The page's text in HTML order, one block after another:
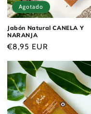
n
:
Agotado
Jabón Natural CANELA Y
NARANJA
Precio
€8,95 EUR